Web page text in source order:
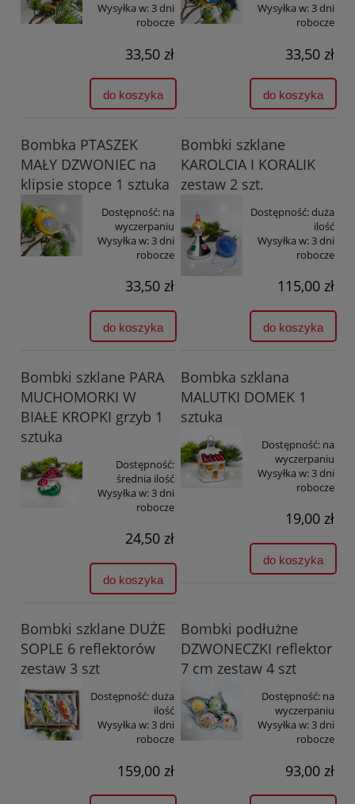
Wysyłka w:3 dni
robocze
33,50 zł
do koszyka
Wysyłka w:3 dni
robocze
33,50 zł
do koszyka
Bombka PTASZEK
MAŁY DZWONIEC na
klipsie stopce 1 sztuka
Dostępność: na
wyczerpaniu
Wysyłka w:3 dni
robocze
33,50 zł
do koszyka
Bombki szklane
KAROLCIA I KORALIK
zestaw 2 szt.
Dostępność:duża
ilość
Wysyłka w:3 dni
robocze
115,00 zł
do koszyka
Bombki szklane PARA
MUCHOMORKI W
BIAŁE KROPKI grzyb 1
sztuka
Dostępność:
średnia ilość
Wysyłka w:3 dni
robocze
24,50 zł
do koszyka
Bombka szklana
MALUTKI DOMEK 1
sztuka
Dostępność: na
wyczerpaniu
Wysyłka w:3 dni
robocze
19,00 zł
do koszyka
Bombki szklane DUŻE
SOPLE 6 reflektorów
zestaw 3 szt
Dostępność:duża
ilość
Wysyłka w:3 dni
robocze
159,00 zł
Bombki podłużne
DZWONECZKI reflektor
7 cm zestaw 4 szt
Dostępność: na
wyczerpaniu
Wysyłka w:3 dni
robocze
93,00 zł